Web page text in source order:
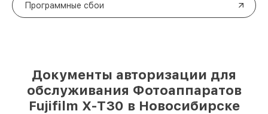
Программные сбои
Документы авторизации для
обслуживания Фотоаппаратов
Fujifilm X-T30 в Новосибирске